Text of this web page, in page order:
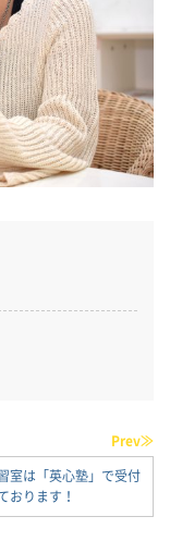
Prev≫
室は「英心塾」で受付
おります！